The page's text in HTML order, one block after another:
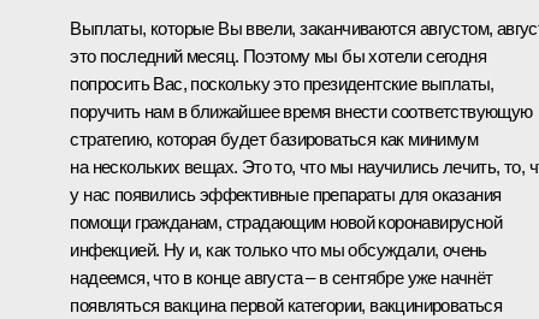
Выплаты, которые Вы ввели, заканчиваются августом,
это последний месяц. Поэтому мы бы хотели сегодня
попросить Вас, поскольку это президентские выплаты,
поручить нам в ближайшее время внести соответствующую
стратегию, которая будет базироваться как минимум
на нескольких вещах. Это то, что мы научились лечить, то,
у нас появились эффективные препараты для оказания
помощи гражданам, страдающим новой коронавирусной
инфекцией. Ну и, как только что мы обсуждали, очень
надеемся, что в конце августа – в сентябре уже начнёт
появляться вакцина первой категории, вакцинироваться